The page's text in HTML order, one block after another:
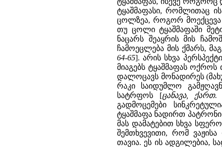
ტყაშმაფასი, რომლითაც
ცოლზეა, როგორ მოექცევა
თუ ცოლი ტყაშმაფაში
ნაცარს შეაყრის მის
ჩამოეცლება მის ქმარს,
64-65]. არის სხვა
მიაგებს ტყაშმაფას
დალოცავს მონადირეს
რაკი საიდუმლო
სატრფოს [ცანავა,
გადმოცემები
ტყაშმაფა ნადირთ
მას დამატებით სხვა
შემთხვევითი, რომ
თავია. ეს ის ადგილებია,